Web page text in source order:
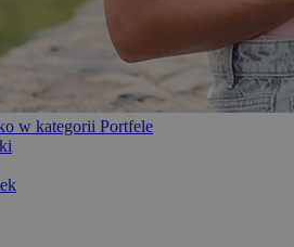
w kategorii Portfele